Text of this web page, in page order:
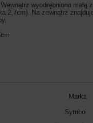
wyodrębniono
Na zewnątrz
Marka
Symbol